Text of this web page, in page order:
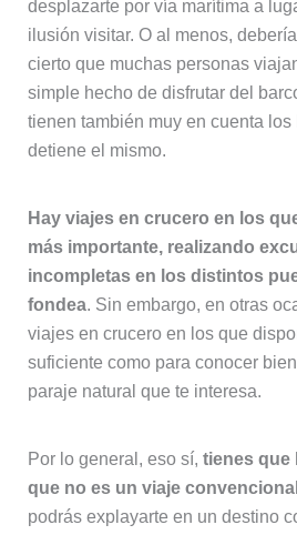
desplazarte por vía marítima a
ilusión visitar. O al menos,
cierto que muchas personas
simple hecho de disfrutar del
tienen también muy en cuenta
detiene el mismo.
Hay viajes en crucero en los
más importante, realizando
incompletas en los distintos
fondea. Sin embargo, en otras
viajes en crucero en los que
suficiente como para conocer
paraje natural que te interesa.
Por lo general, eso sí, tienes que
que no es un viaje convencional
podrás explayarte en un destino